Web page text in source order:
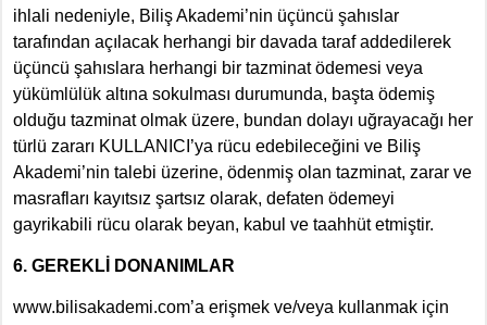
ihlali nedeniyle, Biliş Akademi’nin üçüncü şahıslar
tarafından açılacak herhangi bir davada taraf addedilerek
üçüncü şahıslara herhangi bir tazminat ödemesi veya
yükümlülük altına sokulması durumunda, başta ödemiş
olduğu tazminat olmak üzere, bundan dolayı uğrayacağı her
türlü zararı KULLANICI’ya rücu edebileceğini ve Biliş
Akademi’nin talebi üzerine, ödenmiş olan tazminat, zarar ve
masrafları kayıtsız şartsız olarak, defaten ödemeyi
gayrikabili rücu olarak beyan, kabul ve taahhüt etmiştir.
6. GEREKLİ DONANIMLAR
www.bilisakademi.com’a erişmek ve/veya kullanmak için